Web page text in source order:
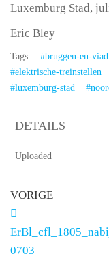
Luxemburg Stad,
Eric Bley
Tags: #bruggen-en-
#elektrische-treinstellen
#luxemburg-stad
DETAILS
Uploaded
VORIGE
0703